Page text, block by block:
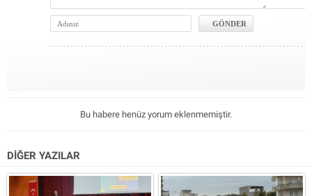
Bu habere henüz yorum eklenmemiştir.
DİĞER YAZILAR